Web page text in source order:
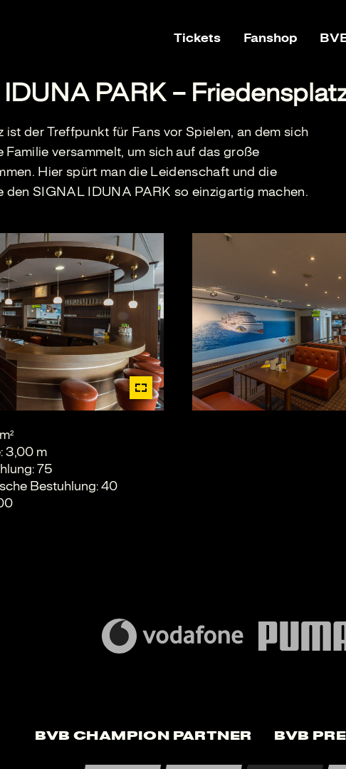
Tickets Fanshop
PARK –
ist der Treffpunkt für Fans vor Spielen, an dem sich
versammelt, um sich auf das große
Hier spürt man die Leidenschaft und die
den SIGNAL IDUNA PARK so einzigartig machen.
3,00 m
75
Bestuhlung: 40
BVB Champion Partner BVB